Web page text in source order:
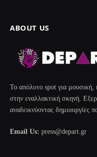
ABOUT US
Το απόλυτο spot για μουσική,
στην εναλλακτική σκηνή.
αναδεικνύοντας δημιουργίες
Email Us: press@depart.gr